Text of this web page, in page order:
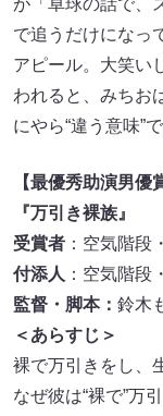
が「卓球の話で、
で追うだけになっ
アピール。大笑い
われると、みちお
にやら“違う意味”
【最優秀助演男優
『万引き裸族』
受賞者 ：空気階段
付添人 ：空気階段
監督・脚本： 鈴木
＜あらすじ＞
裸で万引きをし、
なぜ彼は“裸で”万